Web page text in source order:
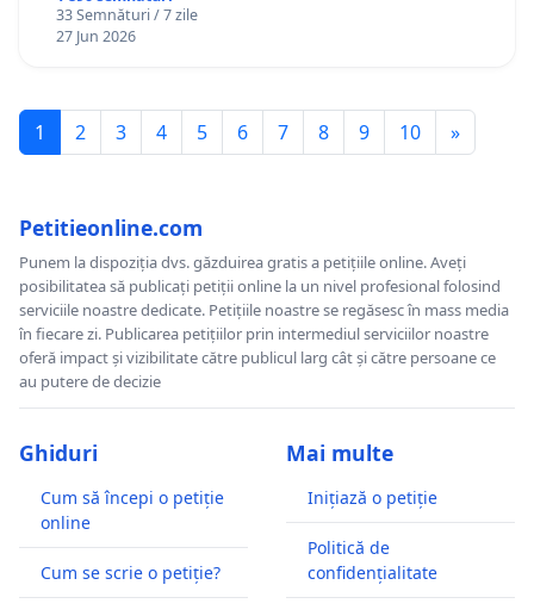
33 Semnături / 7 zile
27 Jun 2026
1 2 3 4 5 6 7 8 9 10 »
Petitieonline.com
Punem la dispoziția dvs. găzduirea gratis a petițiile online. Aveți
posibilitatea să publicați petiții online la un nivel profesional folosind
serviciile noastre dedicate. Petițiile noastre se regăsesc în mass media
în fiecare zi. Publicarea petițiilor prin intermediul serviciilor noastre
oferă impact și vizibilitate către publicul larg cât și către persoane ce
au putere de decizie
Ghiduri
Cum să începi o petiție
online
Cum se scrie o petiție?
Mai multe
Inițiază o petiție
Politică de
confidențialitate